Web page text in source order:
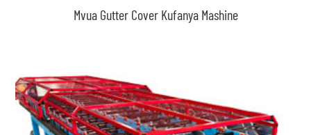
Mvua Gutter Cover Kufanya Mashine